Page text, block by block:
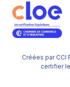
Créées par CCI
certifier